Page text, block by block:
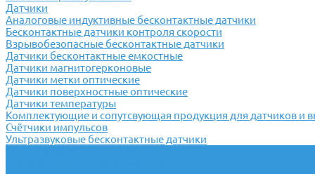
Датчики
Аналоговые индуктивные бесконтактные датчики
Бесконтактные датчики контроля скорости
Взрывобезопасные бесконтактные датчики
Датчики бесконтактные емкостные
Датчики магнитогерконовые
Датчики метки оптические
Датчики поверхностные оптические
Датчики температуры
Комплектующие и сопутсвующая продукция для датчиков и
Счётчики импульсов
Ультразвуковые бесконтактные датчики